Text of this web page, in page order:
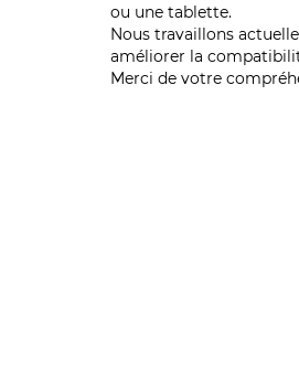
ou une tablette.
Nous travaillons
améliorer la
Merci de votre